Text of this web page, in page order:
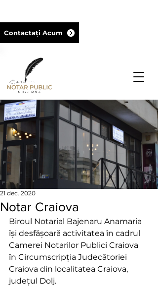
Notar Public titular al biroului din cadrul
Camerei Notarilor Publici Craiova şi
membru al UNNPR
Contactați Acum
Notar Craiova
21 dec. 2020
Biroul Notarial Bajenaru Anamaria
îşi desfăşoară activitatea în cadrul
Camerei Notarilor Publici Craiova
în Circumscripţia Judecătoriei
Craiova din localitatea Craiova,
judeţul Dolj.